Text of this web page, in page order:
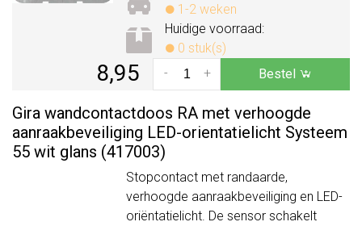
1-2 weken
Huidige voorraad:
0 stuk(s)
8,95 +
- Bestel
Gira wandcontactdoos RA met verhoogde
aanraakbeveiliging LED-orientatielicht Systeem
55 wit glans (417003)
Stopcontact met randaarde,
verhoogde aanraakbeveiliging en LED-
oriëntatielicht. De sensor schakelt